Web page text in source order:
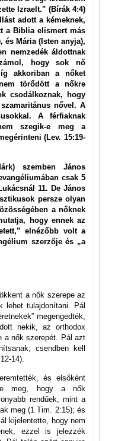
Izraelt." (Bírák 4:4)
adott a kémeknek,
a Biblia elismert más
Mária (Isten anyja),
nemzedék áldottnak
hogy sok nő
akkoriban a nőket
törődött a nőkre
csodálkoznak, hogy
nővel. A
A férfiaknak
szegik-e meg a
(Lev. 15:19-
szemben János
csak 5
11. De János
persze olyan
a nőknek
hogy ennek az
elnézőbb volt a
szerzője és „a
a nők szerepe az
lehet tulajdonítani. Pál
megengedték,
nekik, az orthodox
a nők szerepét. Pál azt
csendben kell
14).
és elsőként
meg, hogy a nők
rendűek, mint a
meg (1 Tim. 2:15); és
kijelentette, hogy nem
ezzel is jelezzék